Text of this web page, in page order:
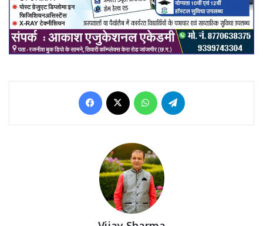
Facebook WhatsApp